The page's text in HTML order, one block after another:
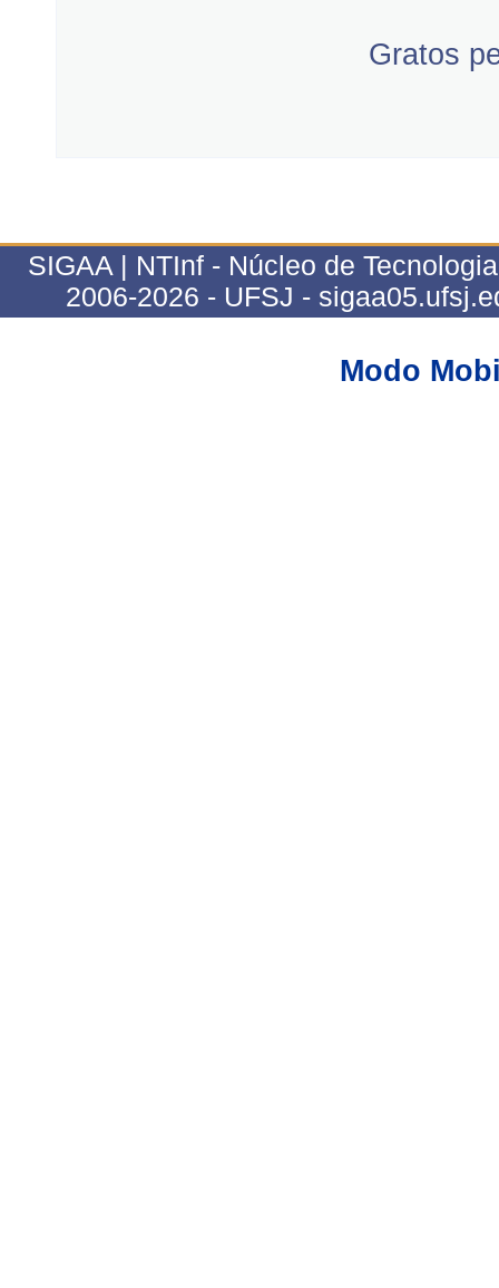
Gratos
SIGAA | NTInf - Núcleo de
2006-2026 - UFSJ -
Modo